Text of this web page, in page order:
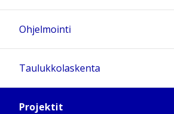
Ohjelmointi
Taulukkolaskenta
Projektit